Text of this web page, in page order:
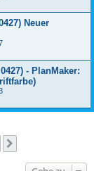
Neuer
- PlanMaker: